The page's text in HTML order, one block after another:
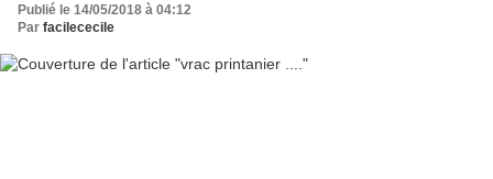
Publié le 14/05/2018 à 04:12
Par facilececile